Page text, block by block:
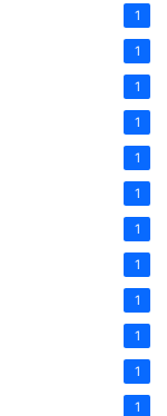
1
1
1
1
1
1
1
1
1
1
1
1